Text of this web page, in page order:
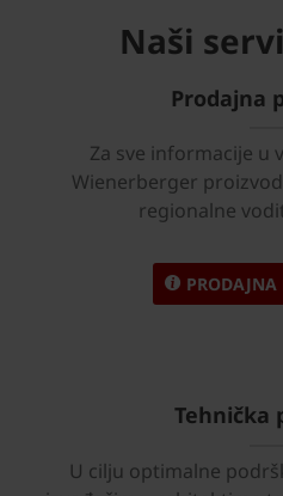
Naši
Prodajna
Za sve informacije u
Wienerberger
regionalne
PRODAJNA
Tehnička
U cilju optimalne